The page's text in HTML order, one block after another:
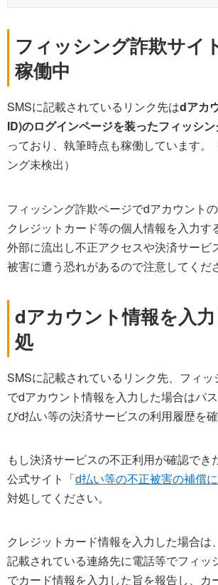
フィッシング詐欺サイ
稼働中
SMSに記載されているリンク先はdアカ
ID)のログインページを装ったフィッシ
っており、執筆時点も稼働しています。
ング未検出）
フィッシング詐欺ページでdアカウントの
クレジットカード等の個人情報を入力す
外部に流出し不正アクセスや決済サービ
被害に遭う恐れがあるので注意してくだ
dアカウント情報を入
処
SMSに記載されているリンク先、フィ
でdアカウント情報を入力した場合はパ
びd払い等の決済サービスの利用履歴を確
もし決済サービスの不正利用が確認でき
公式サイト「d払い等の不正被害の補償
対処してください。
クレジットカード情報を入力した場合は
記載されている連絡先に電話等でフィッ
でカード情報を入力した旨を報告し、カ